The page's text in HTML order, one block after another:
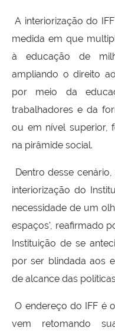
A interiorização do
medida em que
à educação de
ampliando o direito
por meio da
trabalhadores e da
ou em nível superior,
na pirâmide social.
Dentro desse
interiorização do
necessidade de um
espaços', reafirmado
Instituição de se
por ser blindada aos
de alcance das
O endereço do IFF é
vem retomando